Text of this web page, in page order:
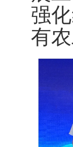
强
有